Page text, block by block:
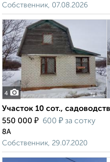
Собственник, 07.08.2026
4
Участок 10 сот.,
550 000 ₽ 600 ₽ за сотку
8А
Собственник, 29.07.2020